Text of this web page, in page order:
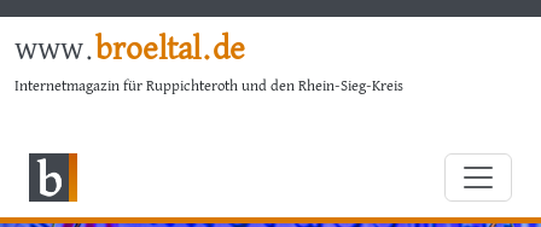
www.broeltal.de
Internetmagazin für Ruppichteroth und den Rhein-Sieg-Kreis